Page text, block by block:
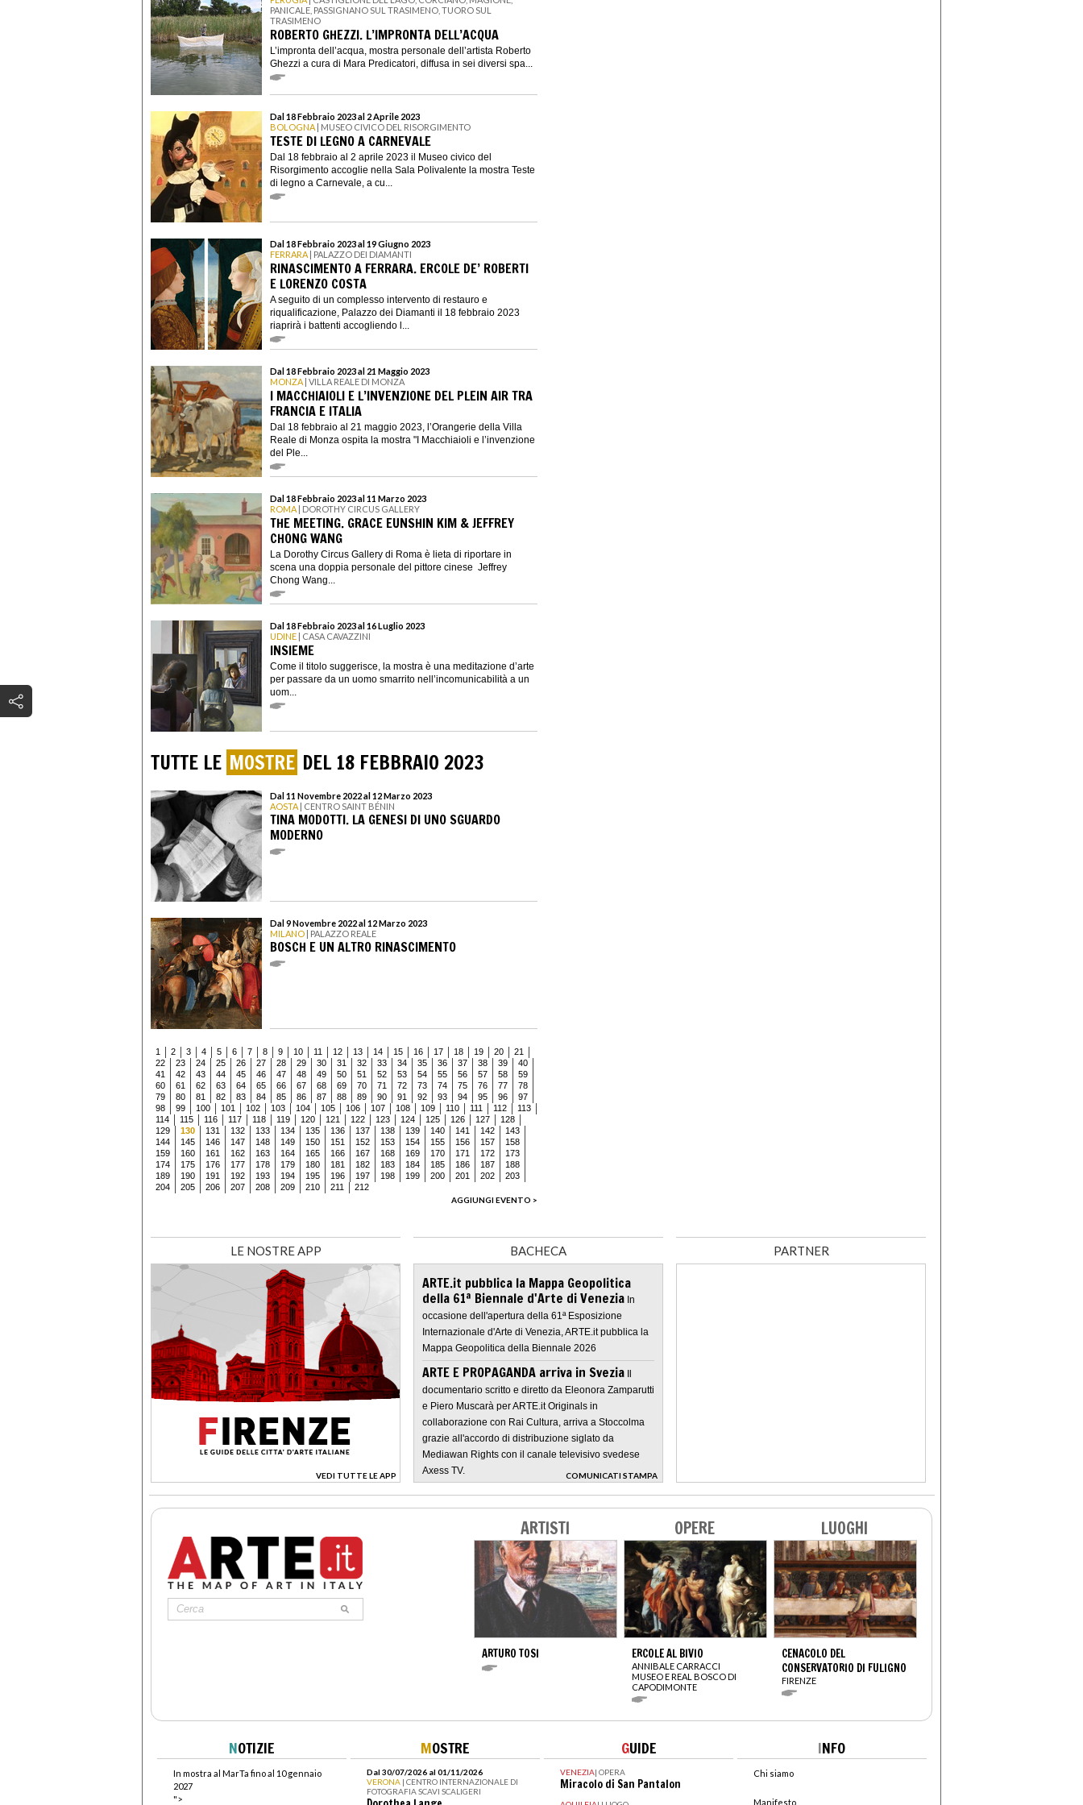
PANICALE, PASSIGNANO SUL TRASIMENO, TUORO SUL
TRASIMENO
ROBERTO GHEZZI. L’IMPRONTA DELL’ACQUA
L’impronta dell’acqua, mostra personale dell’artista Roberto
Ghezzi a cura di Mara Predicatori, diffusa in sei diversi spa...
Dal 18 Febbraio 2023 al 2 Aprile 2023
BOLOGNA | MUSEO CIVICO DEL RISORGIMENTO
TESTE DI LEGNO A CARNEVALE
Dal 18 febbraio al 2 aprile 2023 il Museo civico del
Risorgimento accoglie nella Sala Polivalente la mostra Teste
di legno a Carnevale, a cu...
Dal 18 Febbraio 2023 al 19 Giugno 2023
FERRARA | PALAZZO DEI DIAMANTI
RINASCIMENTO A FERRARA. ERCOLE DE’ ROBERTI
E LORENZO COSTA
A seguito di un complesso intervento di restauro e
riqualificazione, Palazzo dei Diamanti il 18 febbraio 2023
riaprirà i battenti accogliendo l...
Dal 18 Febbraio 2023 al 21 Maggio 2023
MONZA | VILLA REALE DI MONZA
I MACCHIAIOLI E L’INVENZIONE DEL PLEIN AIR TRA
FRANCIA E ITALIA
Dal 18 febbraio al 21 maggio 2023, l’Orangerie della Villa
Reale di Monza ospita la mostra "I Macchiaioli e l’invenzione
del Ple...
Dal 18 Febbraio 2023 al 11 Marzo 2023
ROMA | DOROTHY CIRCUS GALLERY
THE MEETING. GRACE EUNSHIN KIM & JEFFREY
CHONG WANG
La Dorothy Circus Gallery di Roma è lieta di riportare in
scena una doppia personale del pittore cinese Jeffrey
Chong Wang...
Dal 18 Febbraio 2023 al 16 Luglio 2023
UDINE | CASA CAVAZZINI
INSIEME
Come il titolo suggerisce, la mostra è una meditazione d’arte
per passare da un uomo smarrito nell’incomunicabilità a un
uom...
TUTTE LE MOSTRE DEL 18 FEBBRAIO 2023
Dal 11 Novembre 2022 al 12 Marzo 2023
AOSTA | CENTRO SAINT BÉNIN
TINA MODOTTI. LA GENESI DI UNO SGUARDO
MODERNO
Dal 9 Novembre 2022 al 12 Marzo 2023
MILANO | PALAZZO REALE
BOSCH E UN ALTRO RINASCIMENTO
1 2 3 4 5 6 7 8 9 10 11 12 13 14 15 16 17 18 19 20
21
22
23 24 25 26 27 28 29 30 31 32 33 34 35 36 37 38 39
40
41
42 43 44 45 46 47 48 49 50 51 52 53 54 55 56 57 58
59
60
61 62 63 64 65 66 67 68 69 70 71 72 73 74 75 76 77
78
79
80 81 82 83 84 85 86 87 88 89 90 91 92 93 94 95 96
97
98
99 100 101 102 103 104 105 106 107 108 109 110 111 112
113
114
115 116 117 118 119 120 121 122 123 124 125 126 127
128
129
130 131 132 133 134 135 136 137 138 139 140 141 142
143
144
145 146 147 148 149 150 151 152 153 154 155 156 157
158
159
160 161 162 163 164 165 166 167 168 169 170 171 172
173
174
175 176 177 178 179 180 181 182 183 184 185 186 187
188
189
190 191 192 193 194 195 196 197 198 199 200 201 202
203
204
205 206 207 208 209 210 211
212
AGGIUNGI EVENTO >
LE NOSTRE APP
VEDI TUTTE LE APP
>
BACHECA
ARTE.it pubblica la Mappa Geopolitica
della 61ª Biennale d'Arte di Venezia In
occasione dell'apertura della 61ª Esposizione
Internazionale d'Arte di Venezia, ARTE.it pubblica la
Mappa Geopolitica della Biennale 2026
ARTE E PROPAGANDA arriva in Svezia Il
documentario scritto e diretto da Eleonora Zamparutti
e Piero Muscarà per ARTE.it Originals in
collaborazione con Rai Cultura, arriva a Stoccolma
grazie all'accordo di distribuzione siglato da
Mediawan Rights con il canale televisivo svedese
Axess TV.
COMUNICATI STAMPA
>
PARTNER
ARTISTI
ARTURO TOSI
OPERE
ERCOLE AL BIVIO
ANNIBALE CARRACCI
MUSEO E REAL BOSCO DI
CAPODIMONTE
LUOGHI
CENACOLO DEL
CONSERVATORIO DI FULIGNO
FIRENZE
NOTIZIE
In mostra al MarTa fino al 10 gennaio
2027
">
MOSTRE
Dal 30/07/2026 al 01/11/2026
VERONA | CENTRO INTERNAZIONALE DI
FOTOGRAFIA SCAVI SCALIGERI
GUIDE
VENEZIA| OPERA
Miracolo di San Pantalon
INFO
Chi siamo
Manifesto